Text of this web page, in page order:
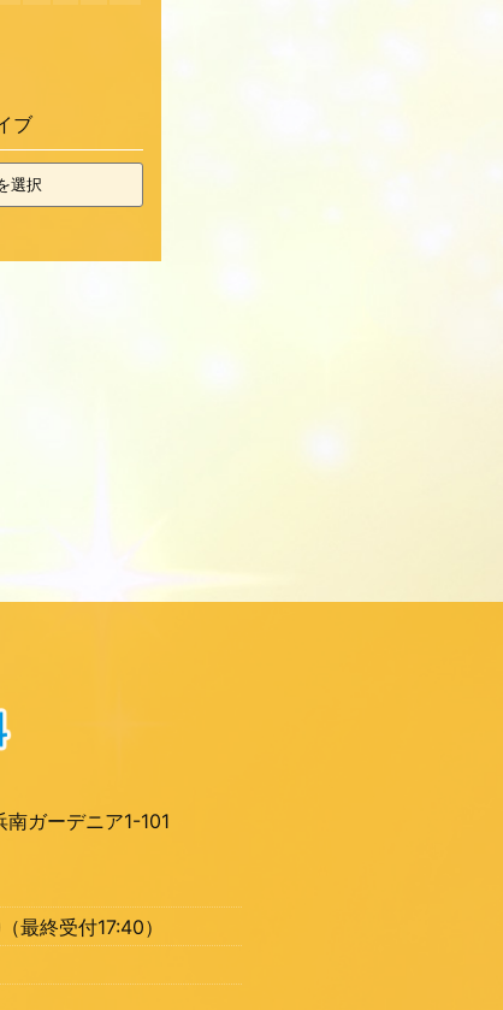
ブ
ガーデニア1-101
終受付17:40）